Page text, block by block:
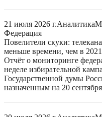
21 июля 2026 г.Аналитика
Федерация
Повелители скуки:
меньше времени, чем в
Отчёт о мониторинге
неделе избирательной
Государственной думы
назначенным на 20